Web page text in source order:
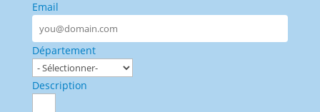
Email
Département
Description